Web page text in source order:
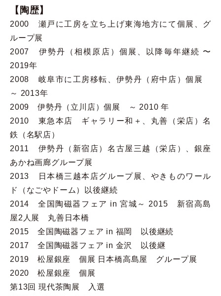
【陶歴】
2000 瀬戸に工房を立ち上げ東海地方にて個展、グ
ループ展
2007 伊勢丹（相模原店）個展、以降毎年継続 〜
2019年
2008 岐阜市に工房移転、伊勢丹（府中店）個展
～ 2013年
2009 伊勢丹（立川店）個展 ～ 2010 年
2010 東急本店 ギャラリー和＋、丸善（栄店）名
鉄（名駅店）
2011 伊勢丹（新宿店）名古屋三越（栄店）、銀座
あかね画廊グループ展
2013 日本橋三越本店グループ展、やきものワール
ド（なごやドーム）以後継続
2014 全国陶磁器フェア in 宮城～ 2015 新宿高島
屋2人展 丸善日本橋
2015 全国陶磁器フェア in 福岡 以後継続
2017 全国陶磁器フェア in 金沢 以後継
2019 松屋銀座 個展 日本橋高島屋 グループ展
2020 松屋銀座 個展
第13回 現代茶陶展 入選